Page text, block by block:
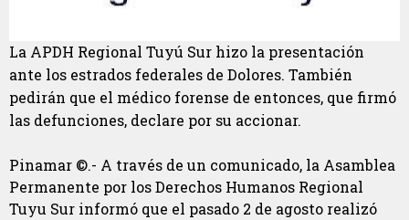
La APDH Regional Tuyú Sur hizo la presentación
ante los estrados federales de Dolores. También
pedirán que el médico forense de entonces, que firmó
las defunciones, declare por su accionar.
Pinamar ©.- A través de un comunicado, la Asamblea
Permanente por los Derechos Humanos Regional
Tuyu Sur informó que el pasado 2 de agosto realizó